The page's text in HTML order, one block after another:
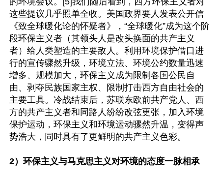
这些提议几乎照单全收。美国政界要人发表公开信
《致全球暖化论的怀疑者》，“全球暖化”成为这个阶
段环保主义者（其领头人是改头换面的共产主义
者）给人类塑造的主要敌人。利用环境保护借口进
行的宣传骤然升级，环境立法、环境公约数量迅速
增多、规模加大，环保主义成为限制各国公民自
由、剥夺民族国家主权、限制打击西方自由社会的
主要工具。冷战结束后，苏联东欧前共产党人、西
方的共产主义者和同路人纷纷改弦更张，加入环境
保护运动，环保主义和环境运动骤然升温，变得声
势浩大，同时具有了更鲜明的共产主义色彩。
2）环保主义与马克思主义对环境的态度一脉相承